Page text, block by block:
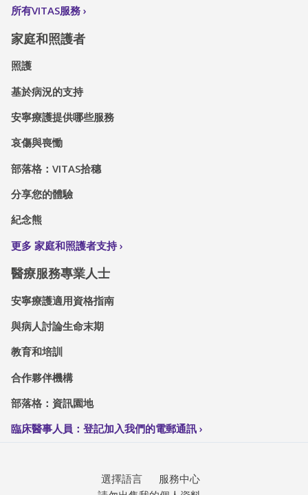
所有VITAS服務
家庭和照護者
照護
基於病況的支持
安寧療護提供哪些服務
哀傷與喪慟
部落格：VITAS拾穗
分享您的體驗
紀念熊
更多 家庭和照護者支持
醫療服務專業人士
安寧療護適用資格指南
與病人討論生命末期
教育和培訓
合作夥伴機構
部落格：資訊園地
臨床醫事人員：登記加入我們的電郵通訊
選擇語言
服務中心